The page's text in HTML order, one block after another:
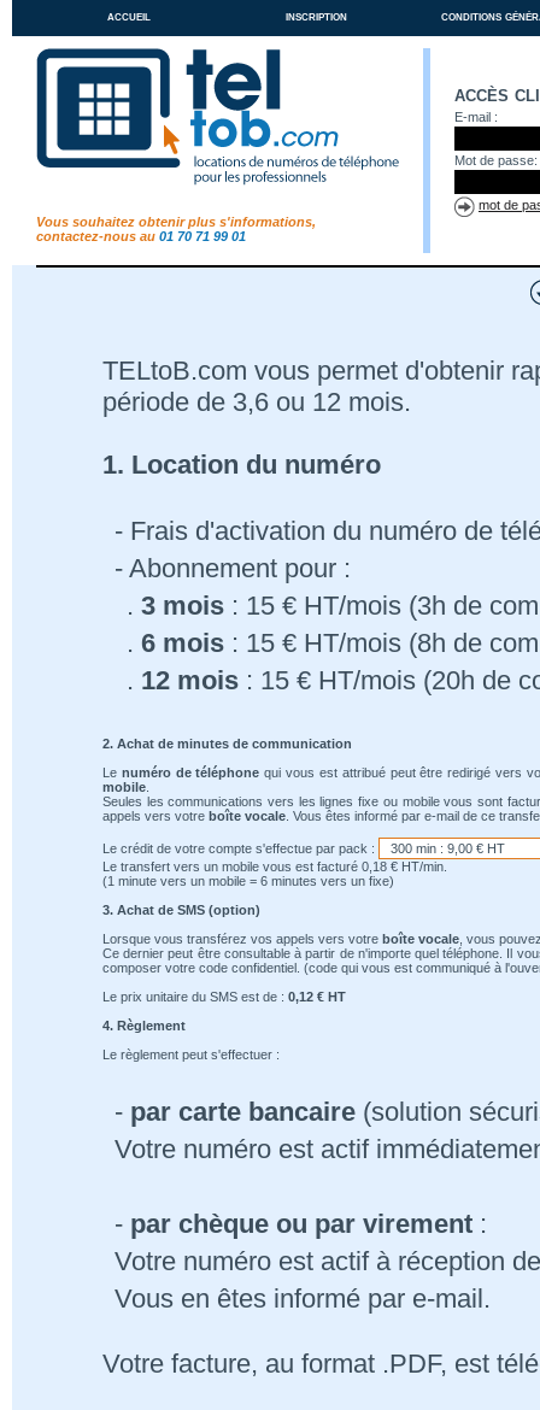
accueil inscription conditions
Vous souhaitez obtenir plus s'informations,
contactez-nous au 01 70 71 99 01
accès
E-mail :
Mot de passe:
mot de
TELtoB.com vous permet d'obtenir
période de 3,6 ou 12 mois.
1. Location du numéro
- Frais d'activation du numéro de
- Abonnement pour :
. 3 mois : 15 € HT/mois (3h de
. 6 mois : 15 € HT/mois (8h de
. 12 mois : 15 € HT/mois (20h de
2. Achat de minutes de communication
Le numéro de téléphone qui vous est attribué peut être redirigé vers
mobile
Seules les communications vers les lignes fixe ou mobile vous sont
appels vers votre boîte vocale . Vous êtes informé par e-mail de ce
Le crédit de votre compte s'effectue par pack :
Le transfert vers un mobile vous est facturé 0,18 € HT/min.
(1 minute vers un mobile = 6 minutes vers un fixe)
3. Achat de SMS (option)
Lorsque vous transférez vos appels vers votre boîte vocale , vous
Ce dernier peut être consultable à partir de n'importe quel téléphone. Il
composer votre code confidentiel. (code qui vous est communiqué à
Le prix unitaire du SMS est de : 0,12 € HT
4. Règlement
Le règlement peut s'effectuer :
- par carte bancaire (solution
Votre numéro est actif
- par chèque ou par virement :
Votre numéro est actif à réception
Vous en êtes informé par e-mail.
Votre facture, au format .PDF, est